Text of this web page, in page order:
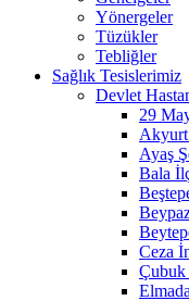
Yönergeler
Tüzükler
Tebliğler
Sağlık Tesislerimiz
Devlet
29
Akyurt
Ayaş
Bala
Ceza
Çubuk